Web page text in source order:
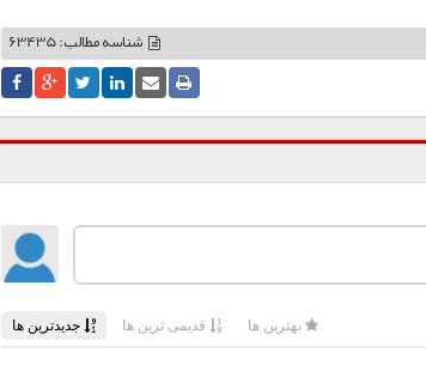
شناسه مطالب: 63435